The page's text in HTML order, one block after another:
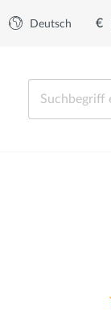
Deutsch €